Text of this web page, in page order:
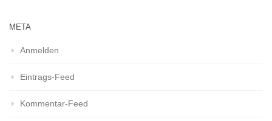
META
Anmelden
Eintrags-Feed
Kommentar-Feed